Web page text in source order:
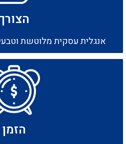
הצורך
אנגלית עסקית מלוטשת
הזמן